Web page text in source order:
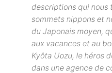
descriptions qui nous
sommets nippons et
du Japonais moyen,
aux vacances et au
Kyôta Uozu, le héros
dans une agence de